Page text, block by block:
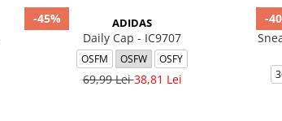
-45% ADIDAS
Daily Cap - IC9707
OSFM OSFW OSFY
69,99 Lei38,81 Lei
-